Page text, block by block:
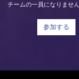
チームの一員になりません
参加する